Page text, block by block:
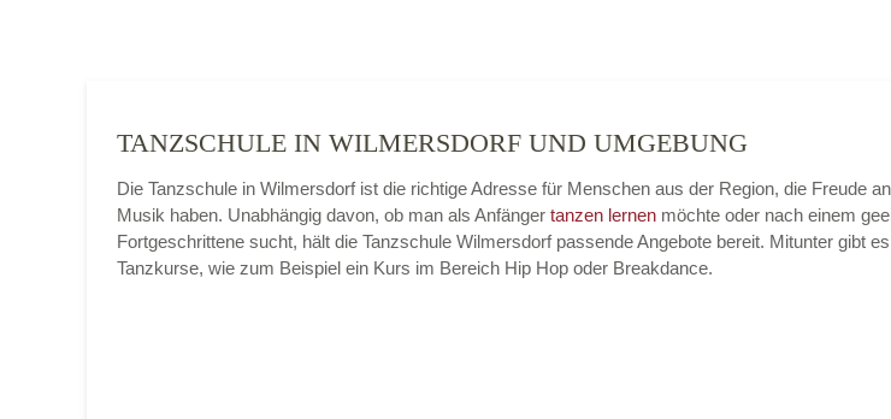
TANZSCHULE IN WILMERSDORF UND UMGEBUNG
Die Tanzschule in Wilmersdorf ist die richtige Adresse für Menschen aus der Region, die Freude
Musik haben. Unabhängig davon, ob man als Anfänger tanzen lernen möchte oder nach einem
Fortgeschrittene sucht, hält die Tanzschule Wilmersdorf passende Angebote bereit. Mitunter gibt
Tanzkurse, wie zum Beispiel ein Kurs im Bereich Hip Hop oder Breakdance.